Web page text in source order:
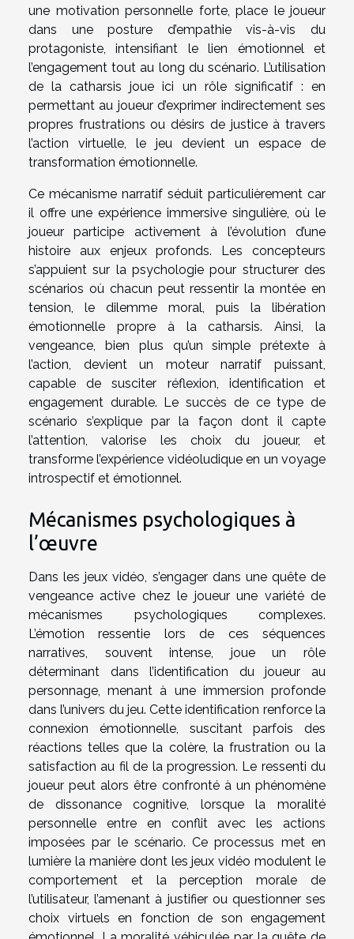
une motivation personnelle forte, place le joueur
dans une posture d’empathie vis-à-vis du
protagoniste, intensifiant le lien émotionnel et
l’engagement tout au long du scénario. L’utilisation
de la catharsis joue ici un rôle significatif : en
permettant au joueur d’exprimer indirectement ses
propres frustrations ou désirs de justice à travers
l’action virtuelle, le jeu devient un espace de
transformation émotionnelle.
Ce mécanisme narratif séduit particulièrement car
il offre une expérience immersive singulière, où le
joueur participe activement à l’évolution d’une
histoire aux enjeux profonds. Les concepteurs
s’appuient sur la psychologie pour structurer des
scénarios où chacun peut ressentir la montée en
tension, le dilemme moral, puis la libération
émotionnelle propre à la catharsis. Ainsi, la
vengeance, bien plus qu’un simple prétexte à
l’action, devient un moteur narratif puissant,
capable de susciter réflexion, identification et
engagement durable. Le succès de ce type de
scénario s’explique par la façon dont il capte
l’attention, valorise les choix du joueur, et
transforme l’expérience vidéoludique en un voyage
introspectif et émotionnel.
Mécanismes psychologiques à
l’œuvre
Dans les jeux vidéo, s’engager dans une quête de
vengeance active chez le joueur une variété de
mécanismes psychologiques complexes.
L’émotion ressentie lors de ces séquences
narratives, souvent intense, joue un rôle
déterminant dans l’identification du joueur au
personnage, menant à une immersion profonde
dans l’univers du jeu. Cette identification renforce la
connexion émotionnelle, suscitant parfois des
réactions telles que la colère, la frustration ou la
satisfaction au fil de la progression. Le ressenti du
joueur peut alors être confronté à un phénomène
de dissonance cognitive, lorsque la moralité
personnelle entre en conflit avec les actions
imposées par le scénario. Ce processus met en
lumière la manière dont les jeux vidéo modulent le
comportement et la perception morale de
l’utilisateur, l’amenant à justifier ou questionner ses
choix virtuels en fonction de son engagement